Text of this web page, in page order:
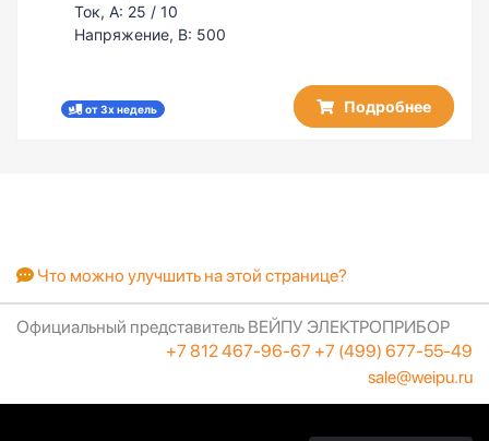
Ток, А: 25 / 10
Напряжение, В: 500
от 3х недель Подробнее
Что можно улучшить на этой странице?
Официальный представитель ВЕЙПУ ЭЛЕКТРОПРИБОР
+7 812 467-96-67 +7 (499) 677-55-49
sale@weipu.ru